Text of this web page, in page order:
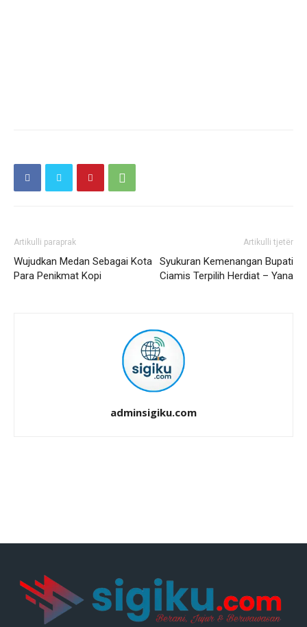
Artikulli paraprak
Wujudkan Medan Sebagai Kota
Para Penikmat Kopi
Artikulli tjetër
Syukuran Kemenangan Bupati
Ciamis Terpilih Herdiat – Yana
adminsigiku.com